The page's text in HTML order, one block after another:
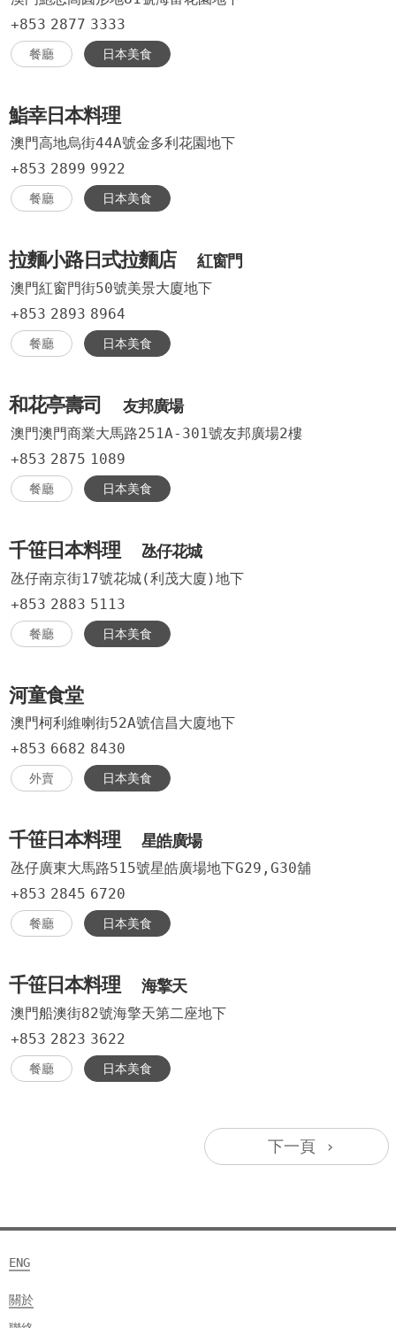
+853 2877 3333
餐廳 日本美食
鮨幸日本料理
澳門高地烏街44A號金多利花園地下
+853 2899 9922
餐廳 日本美食
拉麵小路日式拉麵店 紅窗門
澳門紅窗門街50號美景大廈地下
+853 2893 8964
餐廳 日本美食
和花亭壽司 友邦廣場
澳門澳門商業大馬路251A-301號友邦廣場2樓
+853 2875 1089
餐廳 日本美食
千笹日本料理 氹仔花城
氹仔南京街17號花城(利茂大廈)地下
+853 2883 5113
餐廳 日本美食
河童食堂
澳門柯利維喇街52A號信昌大廈地下
+853 6682 8430
外賣 日本美食
千笹日本料理 星皓廣場
氹仔廣東大馬路515號星皓廣場地下G29,G30舖
+853 2845 6720
餐廳 日本美食
千笹日本料理 海擎天
澳門船澳街82號海擎天第二座地下
+853 2823 3622
餐廳 日本美食
下一頁 ›
ENG
關於